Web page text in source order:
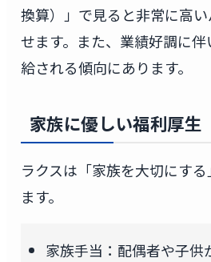
換算）」で見ると非常に高
せます。また、業績好調に
給される傾向にあります。
家族に優しい福利厚生
ラクスは「家族を大切にす
ます。
家族手当：配偶者や子供